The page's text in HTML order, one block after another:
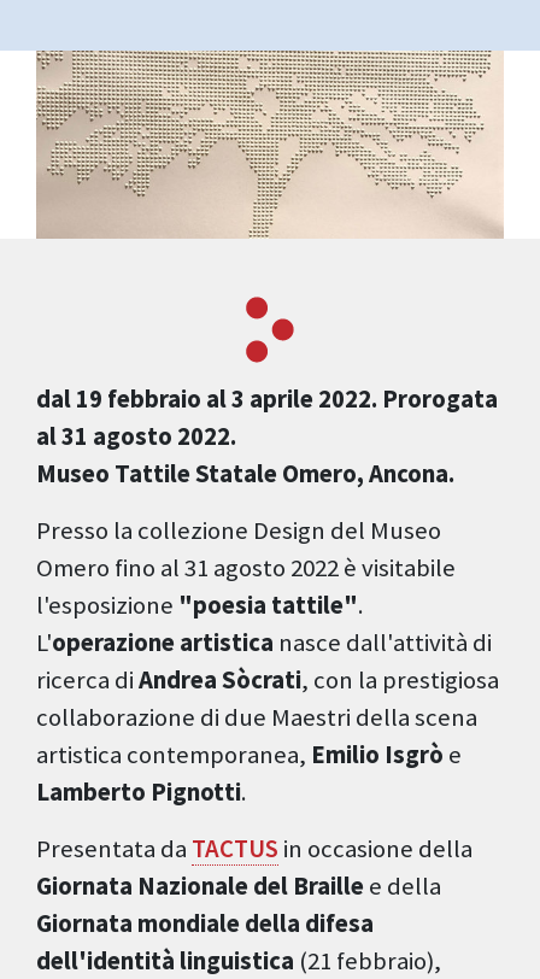
dal 19 febbraio al 3 aprile 2022. Prorogata
al 31 agosto 2022.
Museo Tattile Statale Omero, Ancona.
Presso la collezione Design del Museo
Omero fino al 31 agosto 2022 è visitabile
l'esposizione "poesia tattile".
L'operazione artistica nasce dall'attività di
ricerca diAndrea Sòcrati, con la prestigiosa
collaborazione di due Maestri della scena
artistica contemporanea, Emilio Isgrò e
Lamberto Pignotti.
Presentata da TACTUS in occasione della
Giornata Nazionale del Braille e della
Giornata mondiale della difesa
dell'identità linguistica (21 febbraio),